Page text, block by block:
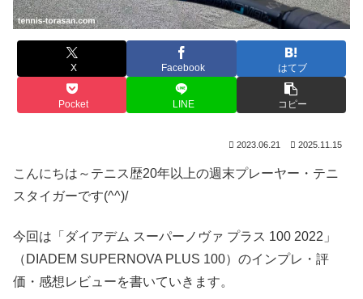
X Facebook はてブ
Pocket LINE コピー
2023.06.21 2025.11.15
こんにちは～テニス歴20年以上の週末プレーヤー・テニ
スタイガーです(^^)/
今回は「ダイアデム スーパーノヴァ プラス 100 2022」
（DIADEM SUPERNOVA PLUS 100）のインプレ・評
価・感想レビューを書いていきます。